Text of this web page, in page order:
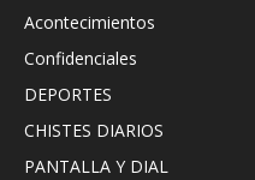
Acontecimientos
Confidenciales
DEPORTES
CHISTES DIARIOS
PANTALLA Y DIAL